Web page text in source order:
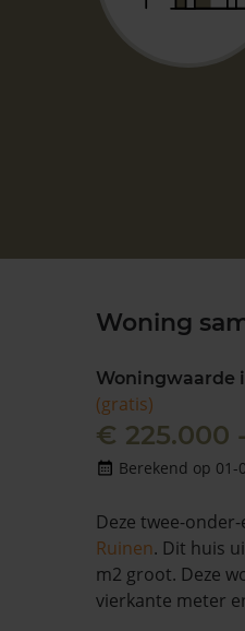
Woning
Woningwaarde
(gratis)
€ 225.000
Berekend op 01-
Deze twee-
Ruinen. Dit huis
m2 groot. Deze
vierkante meter